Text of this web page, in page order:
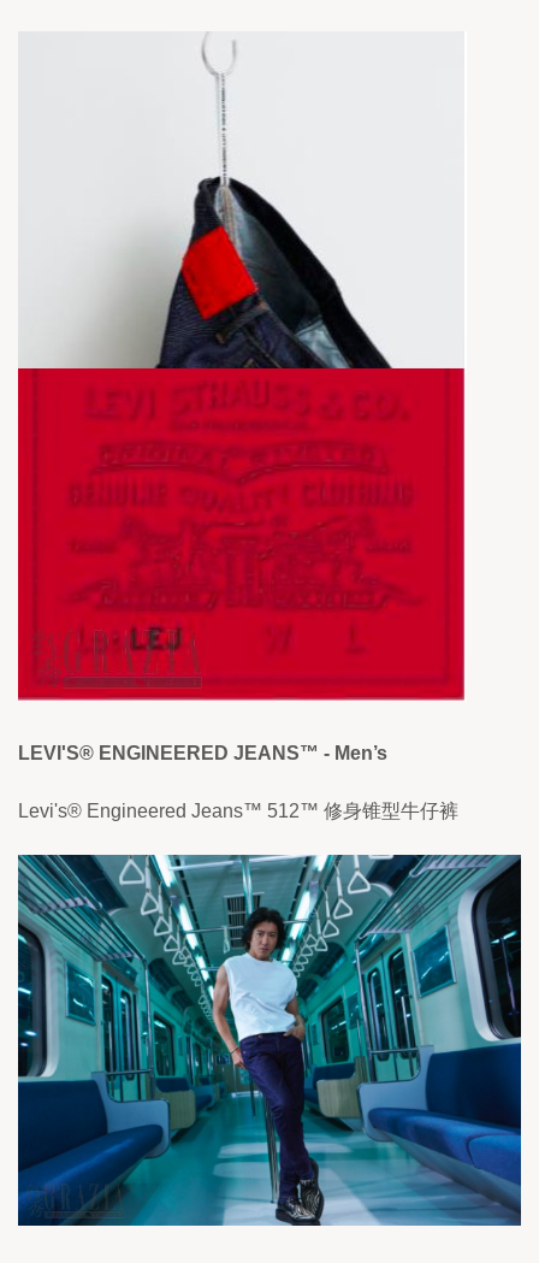
LEVI'S® ENGINEERED JEANS™ - Men’s
Levi's® Engineered Jeans™ 512™ 修身锥型牛仔裤